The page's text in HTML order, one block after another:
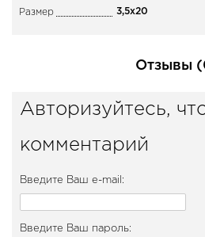
Размер 3,5x20
Отзывы
Авторизуйтесь,
комментарий
Введите Ваш e-mail:
Введите Ваш пароль: